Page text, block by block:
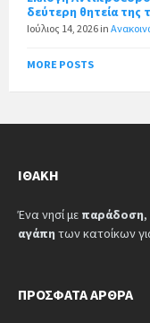
δεύτερη θητεία της
Ιούλιος 14, 2026 in
MORE POSTS
ΙΘΆΚΗ
Ένα νησί με παράδοση,
αγάπη των κατοίκων
ΠΡΌΣΦΑΤΑ ΆΡΘΡΑ